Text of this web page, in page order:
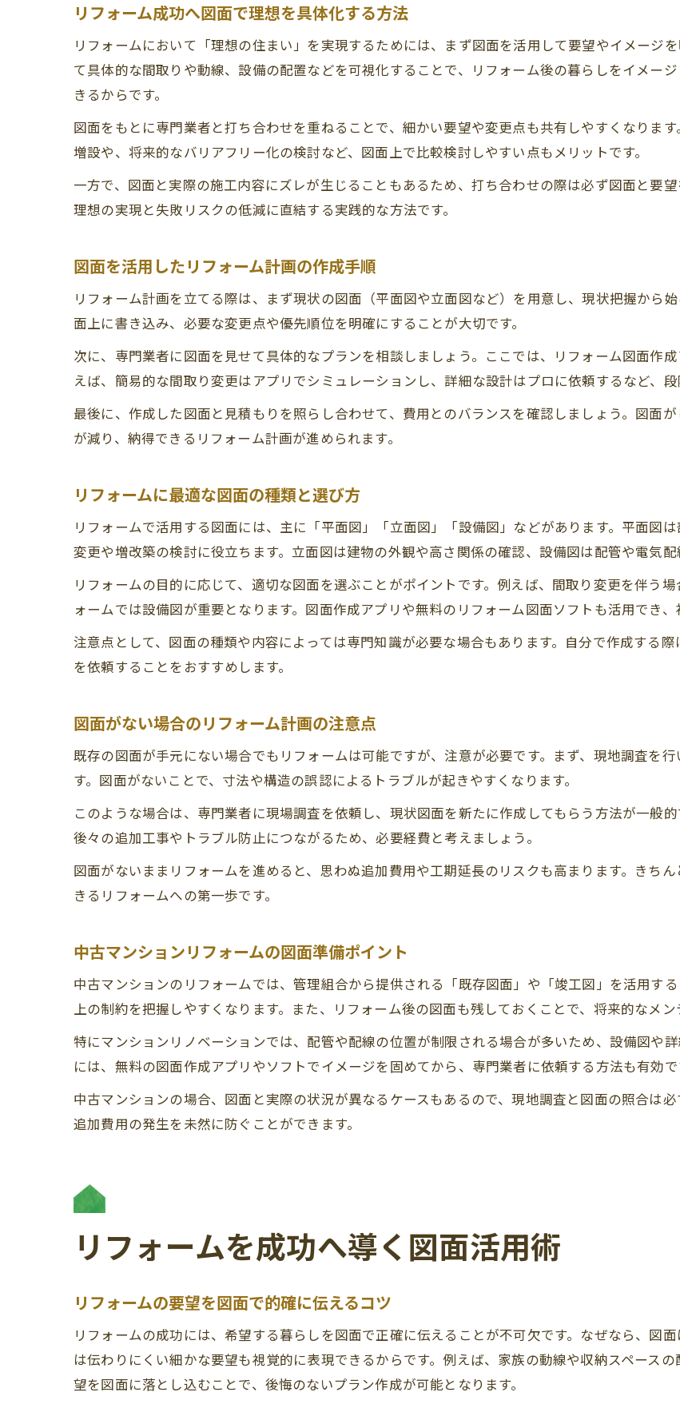
リフォーム後の図面管理で失敗を防ぐ方法
図面作成費用の考え方と節約ポイント
図面作成費用を抑えるリフォームの工夫とは
リフォームに必要な図面種類と費用比較ポイ
無料のリフォーム図面ソフト活用法と注意
図面なしリフォームは費用面で得なのか検証
リフォームで図面がない場合の進め方のポ
図面なしで起こりやすいリフォームの失敗例
リフォームの図面作成が不要なケースとは
図面がない中古マンションでのリフォーム
アプリ活用で簡単にできる図面作成方法
図面作成アプリを使ったリフォーム事例解
リフォーム図面の書き方と理想の住まい実
図面作成時に意識すべきリフォームの要点
リフォーム成功へ図面で理想を具体化する方法
リフォームにおいて「理想の住まい」を実現するためには、まず図面を活用して要望やイメージ
て具体的な間取りや動線、設備の配置などを可視化することで、リフォーム後の暮らしをイメー
きるからです。
図面をもとに専門業者と打ち合わせを重ねることで、細かい要望や変更点も共有しやすくなりま
増設や、将来的なバリアフリー化の検討など、図面上で比較検討しやすい点もメリットです。
一方で、図面と実際の施工内容にズレが生じることもあるため、打ち合わせの際は必ず図面と要
理想の実現と失敗リスクの低減に直結する実践的な方法です。
図面を活用したリフォーム計画の作成手順
リフォーム計画を立てる際は、まず現状の図面（平面図や立面図など）を用意し、現状把握から
面上に書き込み、必要な変更点や優先順位を明確にすることが大切です。
次に、専門業者に図面を見せて具体的なプランを相談しましょう。ここでは、リフォーム図面作
えば、簡易的な間取り変更はアプリでシミュレーションし、詳細な設計はプロに依頼するなど、段
最後に、作成した図面と見積もりを照らし合わせて、費用とのバランスを確認しましょう。図面
が減り、納得できるリフォーム計画が進められます。
リフォームに最適な図面の種類と選び方
リフォームで活用する図面には、主に「平面図」「立面図」「設備図」などがあります。平面図
変更や増改築の検討に役立ちます。立面図は建物の外観や高さ関係の確認、設備図は配管や電気配
リフォームの目的に応じて、適切な図面を選ぶことがポイントです。例えば、間取り変更を伴う
ォームでは設備図が重要となります。図面作成アプリや無料のリフォーム図面ソフトも活用でき、
注意点として、図面の種類や内容によっては専門知識が必要な場合もあります。自分で作成する
を依頼することをおすすめします。
図面がない場合のリフォーム計画の注意点
既存の図面が手元にない場合でもリフォームは可能ですが、注意が必要です。まず、現地調査を
す。図面がないことで、寸法や構造の誤認によるトラブルが起きやすくなります。
このような場合は、専門業者に現場調査を依頼し、現状図面を新たに作成してもらう方法が一般
後々の追加工事やトラブル防止につながるため、必要経費と考えましょう。
図面がないままリフォームを進めると、思わぬ追加費用や工期延長のリスクも高まります。きち
きるリフォームへの第一歩です。
中古マンションリフォームの図面準備ポイント
中古マンションのリフォームでは、管理組合から提供される「既存図面」や「竣工図」を活用す
上の制約を把握しやすくなります。また、リフォーム後の図面も残しておくことで、将来的なメン
特にマンションリノベーションでは、配管や配線の位置が制限される場合が多いため、設備図や
には、無料の図面作成アプリやソフトでイメージを固めてから、専門業者に依頼する方法も有効で
中古マンションの場合、図面と実際の状況が異なるケースもあるので、現地調査と図面の照合は
追加費用の発生を未然に防ぐことができます。
リフォームを成功へ導く図面活用術
リフォームの要望を図面で的確に伝えるコツ
リフォームの成功には、希望する暮らしを図面で正確に伝えることが不可欠です。なぜなら、図
は伝わりにくい細かな要望も視覚的に表現できるからです。例えば、家族の動線や収納スペース
望を図面に落とし込むことで、後悔のないプラン作成が可能となります。